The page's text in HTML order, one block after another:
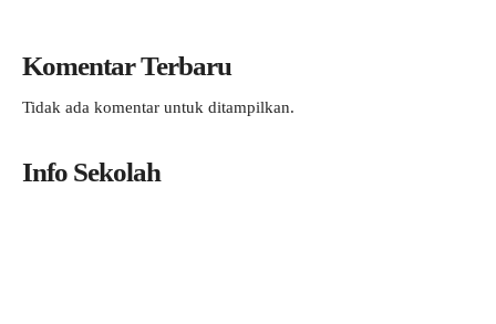
Komentar Terbaru
Tidak ada komentar untuk ditampilkan.
Info Sekolah